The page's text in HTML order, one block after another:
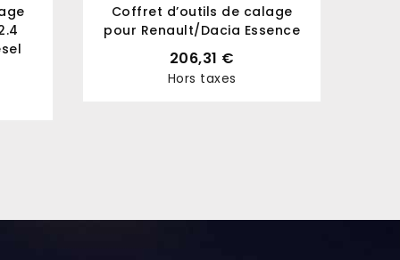
Coffret d’outils de calage
pour Renault/Dacia Essence
206,31 €
Hors taxes